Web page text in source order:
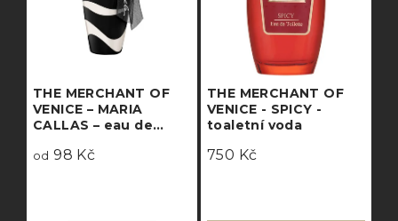
THE MERCHANT OF
VENICE – MARIA
CALLAS – eau de
od 98 Kč
THE MERCHANT OF
VENICE - SPICY -
toaletní voda
750 Kč